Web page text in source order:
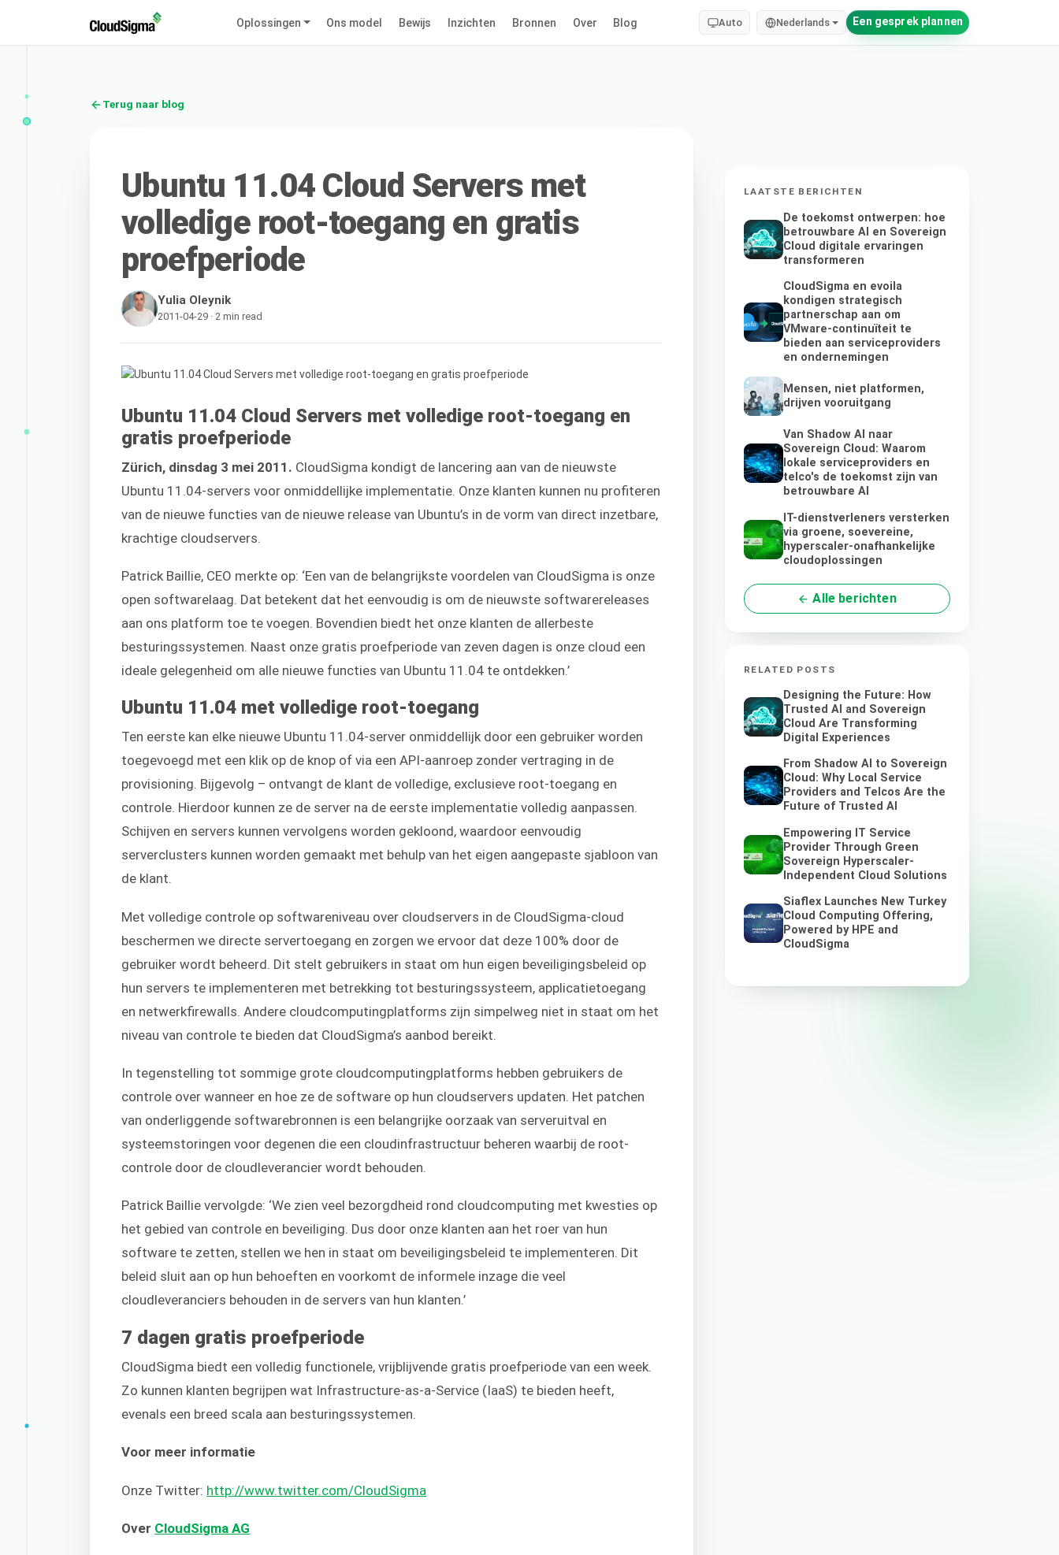
Oplossingen Ons model Bewijs Inzichten Bronnen Over Blog Auto Nederlands Een gesprek plannen
Terug naar blog
Ubuntu 11.04 Cloud Servers met
volledige root-toegang en gratis
proefperiode
Yulia Oleynik
2011-04-29 · 2 min read
Ubuntu 11.04 Cloud Servers met volledige root-toegang en
gratis proefperiode
Zürich, dinsdag 3 mei 2011. CloudSigma kondigt de lancering aan van de nieuwste
Ubuntu 11.04-servers voor onmiddellijke implementatie. Onze klanten kunnen nu profiteren
van de nieuwe functies van de nieuwe release van Ubuntu’s in de vorm van direct inzetbare,
krachtige cloudservers.
Patrick Baillie, CEO merkte op: ‘Een van de belangrijkste voordelen van CloudSigma is onze
open softwarelaag. Dat betekent dat het eenvoudig is om de nieuwste softwarereleases
aan ons platform toe te voegen. Bovendien biedt het onze klanten de allerbeste
besturingssystemen. Naast onze gratis proefperiode van zeven dagen is onze cloud een
ideale gelegenheid om alle nieuwe functies van Ubuntu 11.04 te ontdekken.’
Ubuntu 11.04 met volledige root-toegang
Ten eerste kan elke nieuwe Ubuntu 11.04-server onmiddellijk door een gebruiker worden
toegevoegd met een klik op de knop of via een API-aanroep zonder vertraging in de
provisioning. Bijgevolg – ontvangt de klant de volledige, exclusieve root-toegang en
controle. Hierdoor kunnen ze de server na de eerste implementatie volledig aanpassen.
Schijven en servers kunnen vervolgens worden gekloond, waardoor eenvoudig
serverclusters kunnen worden gemaakt met behulp van het eigen aangepaste sjabloon van
de klant.
Met volledige controle op softwareniveau over cloudservers in de CloudSigma-cloud
beschermen we directe servertoegang en zorgen we ervoor dat deze 100% door de
gebruiker wordt beheerd. Dit stelt gebruikers in staat om hun eigen beveiligingsbeleid op
hun servers te implementeren met betrekking tot besturingssysteem, applicatietoegang
en netwerkfirewalls. Andere cloudcomputingplatforms zijn simpelweg niet in staat om het
niveau van controle te bieden dat CloudSigma’s aanbod bereikt.
In tegenstelling tot sommige grote cloudcomputingplatforms hebben gebruikers de
controle over wanneer en hoe ze de software op hun cloudservers updaten. Het patchen
van onderliggende softwarebronnen is een belangrijke oorzaak van serveruitval en
systeemstoringen voor degenen die een cloudinfrastructuur beheren waarbij de root-
controle door de cloudleverancier wordt behouden.
Patrick Baillie vervolgde: ‘We zien veel bezorgdheid rond cloudcomputing met kwesties op
het gebied van controle en beveiliging. Dus door onze klanten aan het roer van hun
software te zetten, stellen we hen in staat om beveiligingsbeleid te implementeren. Dit
beleid sluit aan op hun behoeften en voorkomt de informele inzage die veel
cloudleveranciers behouden in de servers van hun klanten.’
7 dagen gratis proefperiode
CloudSigma biedt een volledig functionele, vrijblijvende gratis proefperiode van een week.
Zo kunnen klanten begrijpen wat Infrastructure-as-a-Service (IaaS) te bieden heeft,
evenals een breed scala aan besturingssystemen.
Voor meer informatie
Onze Twitter: http://www.twitter.com/CloudSigma
Over CloudSigma AG
LAATSTE BERICHTEN
De toekomst ontwerpen: hoe
betrouwbare AI en Sovereign
Cloud digitale ervaringen
transformeren
CloudSigma en evoila
kondigen strategisch
partnerschap aan om
VMware-continuïteit te
bieden aan serviceproviders
en ondernemingen
Mensen, niet platformen,
drijven vooruitgang
Van Shadow AI naar
Sovereign Cloud: Waarom
lokale serviceproviders en
telco's de toekomst zijn van
betrouwbare AI
IT-dienstverleners versterken
via groene, soevereine,
hyperscaler-onafhankelijke
cloudoplossingen
Alle berichten
RELATED POSTS
Designing the Future: How
Trusted AI and Sovereign
Cloud Are Transforming
Digital Experiences
From Shadow AI to Sovereign
Cloud: Why Local Service
Providers and Telcos Are the
Future of Trusted AI
Empowering IT Service
Provider Through Green
Sovereign Hyperscaler-
Independent Cloud Solutions
Siaflex Launches New Turkey
Cloud Computing Offering,
Powered by HPE and
CloudSigma